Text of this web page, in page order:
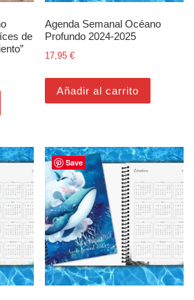
de
Agenda Semanal Océano
Profundo 2024-2025
17,95€
Añadir al carrito
Save